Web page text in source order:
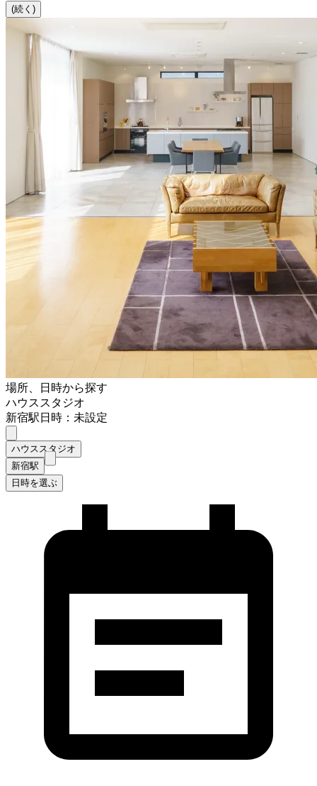
(続く)
場所、日時から探す
ハウススタジオ
新宿駅日時：未設定
ハウススタジオ
新宿駅
日時を選ぶ